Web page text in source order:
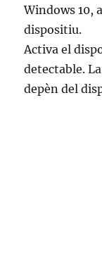
Windows 10,
dispositiu.
Activa el
detectable.
depèn del